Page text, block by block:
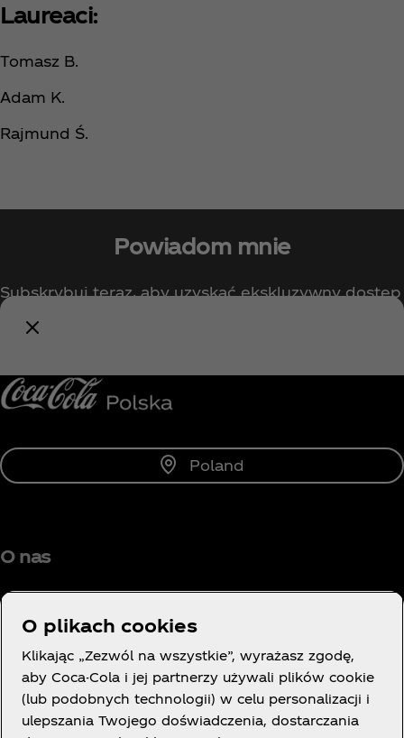
Laureaci:
Tomasz B.
Adam K.
Rajmund Ś.
Powiadom mnie
Subskrybuj teraz, aby uzyskać ekskluzywny dostęp
do wszystkiego, co związane z Coca‑Cola!
Poland
O nas
Potrzebujesz pomocy?
O plikach cookies
Klikając „Zezwól na wszystkie”, wyrażasz zgodę,
aby Coca-Cola i jej partnerzy używali plików cookie
(lub podobnych technologii) w celu personalizacji i
ulepszania Twojego doświadczenia, dostarczania